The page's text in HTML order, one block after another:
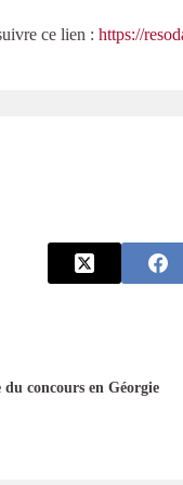
ce lien : https://
concours en Géorgie